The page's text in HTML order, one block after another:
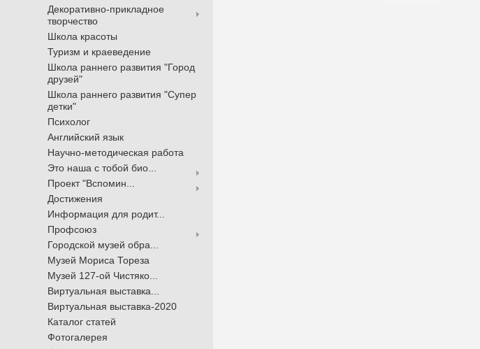
Декоративно-прикладное
творчество
Школа красоты
Туризм и краеведение
Школа раннего развития "Город
друзей"
Школа раннего развития "Супер
детки"
Психолог
Английский язык
Научно-методическая работа
Это наша с тобой био...
Проект "Вспомин...
Достижения
Информация для родит...
Профсоюз
Городской музей обра...
Музей Мориса Тореза
Музей 127-ой Чистяко...
Виртуальная выставка...
Виртуальная выставка-2020
Каталог статей
Фотогалерея